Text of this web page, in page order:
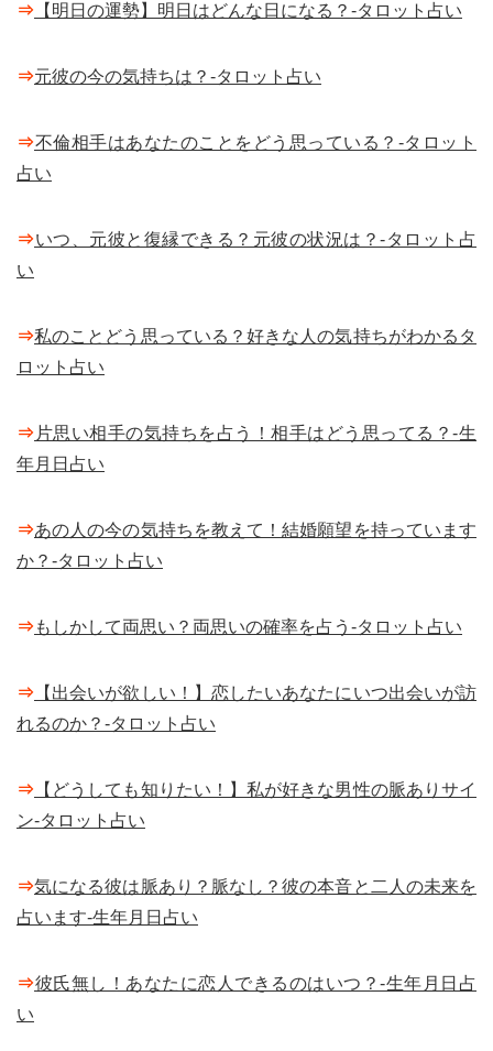
⇒ 【明日の運勢】明日はどんな日になる？-タロット占い
⇒元彼の今の気持ちは？-タロット占い
⇒不倫相手はあなたのことをどう思っている？-タロット
占い
⇒いつ、元彼と復縁できる？元彼の状況は？-タロット占
い
⇒私のことどう思っている？好きな人の気持ちがわかるタ
ロット占い
⇒ 片思い相手の気持ちを占う！相手はどう思ってる？-生
年月日占い
⇒あの人の今の気持ちを教えて！結婚願望を持っています
か？-タロット占い
⇒もしかして両思い？両思いの確率を占う-タロット占い
⇒ 【出会いが欲しい！】恋したいあなたにいつ出会いが訪
れるのか？-タロット占い
⇒ 【どうしても知りたい！】私が好きな男性の脈ありサイ
ン-タロット占い
⇒気になる彼は脈あり？脈なし？彼の本音と二人の未来を
占います-生年月日占い
⇒彼氏無し！あなたに恋人できるのはいつ？-生年月日占
い